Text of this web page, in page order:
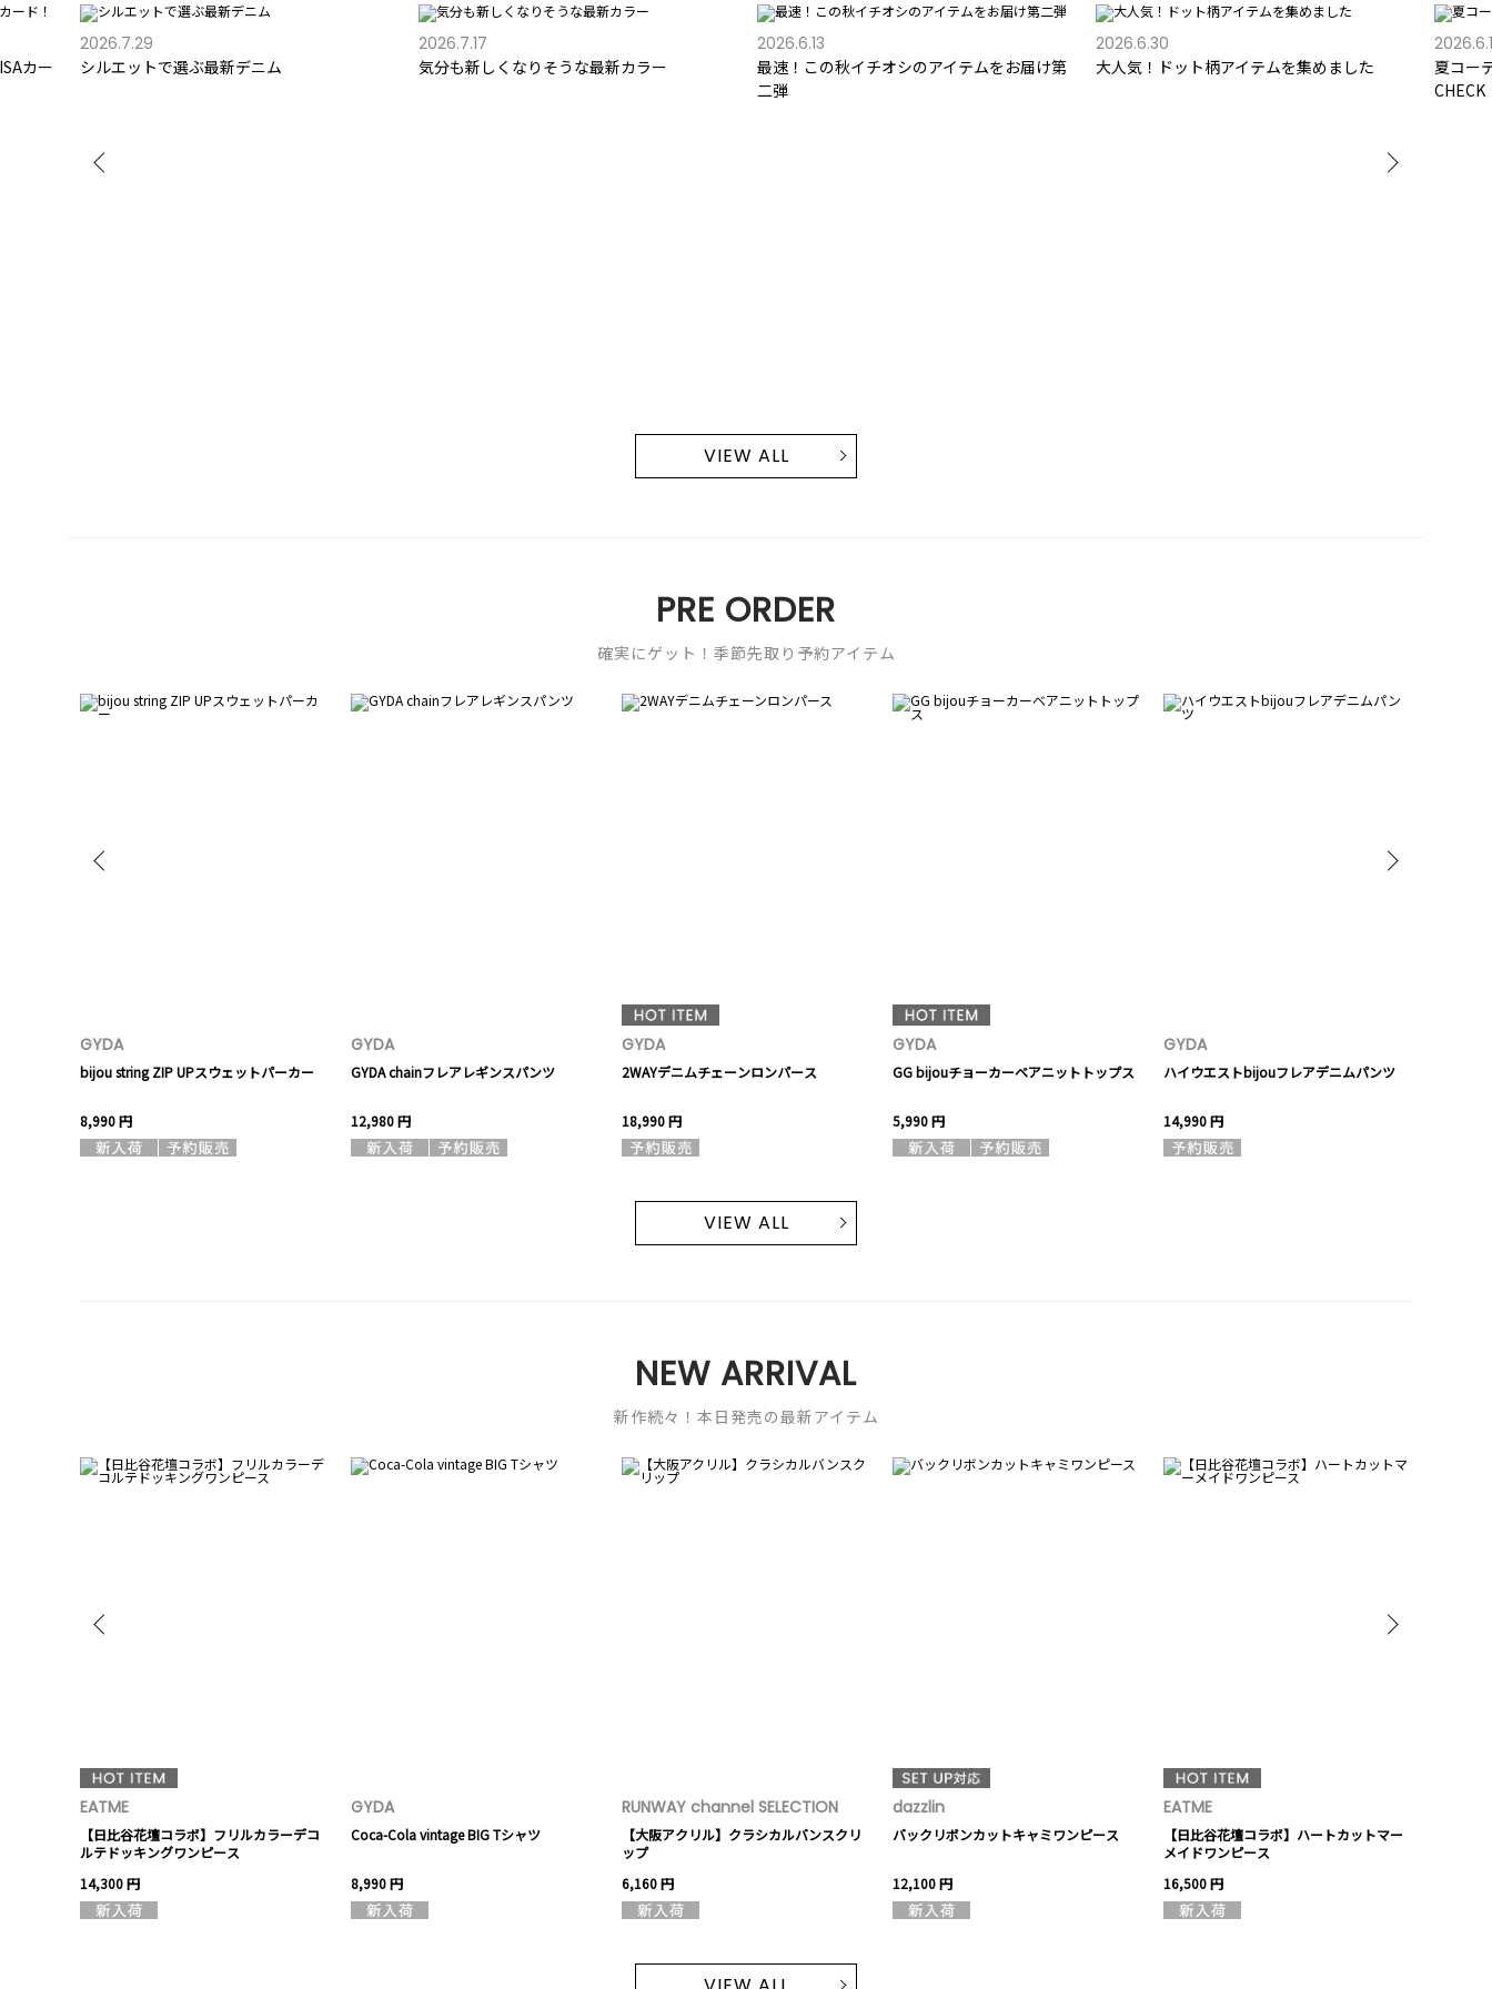
カー
2026.7.29
シルエットで選ぶ最新デニム
2026.7.17
気分も新しくなりそうな最新カラー
2026.6.13
最速！この秋イチオシのアイテムをお届け第
二弾
2026.6.30
大人気！ドット柄アイテムを集めました
夏コー
CHECK
VIEW ALL
PRE ORDER
確実にゲット！季節先取り予約アイテム
GYDA
bijou string ZIP UPスウェットパーカー
8,990 円
GYDA
GYDA chainフレアレギンスパンツ
12,980 円
GYDA
2WAYデニムチェーンロンパース
18,990 円
GYDA
GG bijouチョーカーベアニットトップス
5,990 円
GYDA
ハイウエストbijouフレアデニムパンツ
14,990 円
VIEW ALL
NEW ARRIVAL
新作続々！本日発売の最新アイテム
EATME
【日比谷花壇コラボ】フリルカラーデコ
ルテドッキングワンピース
14,300 円
GYDA
Coca-Cola vintage BIG Tシャツ
8,990 円
RUNWAY channel SELECTION
【大阪アクリル】クラシカルバンスクリ
ップ
6,160 円
dazzlin
バックリボンカットキャミワンピース
12,100 円
EATME
【日比谷花壇コラボ】ハートカットマー
メイドワンピース
16,500 円